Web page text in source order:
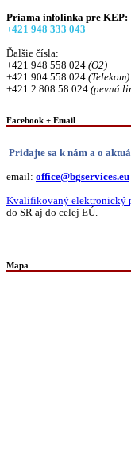
Priama infolinka pre KEP:
+421 948 333 043
Ďalšie čísla:
+421 948 558 024 (O2)
+421 904 558 024 (Telekom)
+421 2 808 58 024 (pevná
Facebook + Email
Pridajte sa k nám a o
email: office@bgservices.eu
Kvalifikovaný elektronický
do SR aj do celej EÚ.
Mapa